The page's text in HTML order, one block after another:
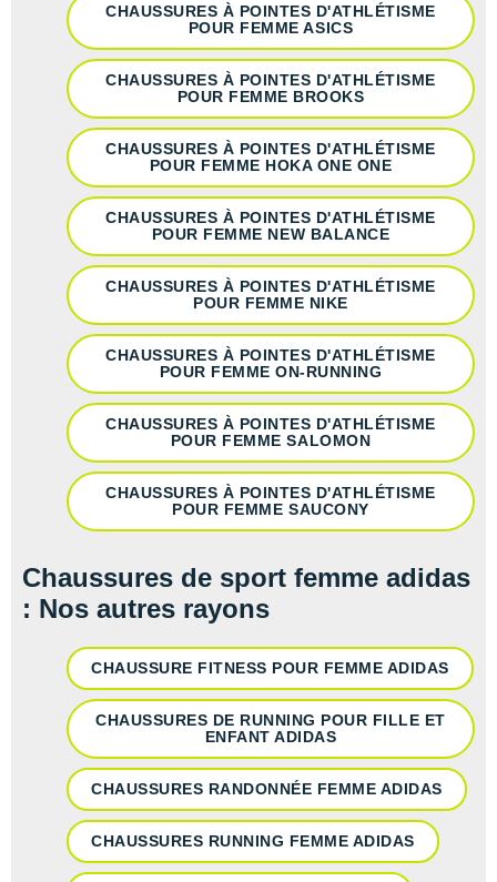
CHAUSSURES À POINTES D'ATHLÉTISME
POUR FEMME ASICS
CHAUSSURES À POINTES D'ATHLÉTISME
POUR FEMME BROOKS
CHAUSSURES À POINTES D'ATHLÉTISME
POUR FEMME HOKA ONE ONE
CHAUSSURES À POINTES D'ATHLÉTISME
POUR FEMME NEW BALANCE
CHAUSSURES À POINTES D'ATHLÉTISME
POUR FEMME NIKE
CHAUSSURES À POINTES D'ATHLÉTISME
POUR FEMME ON-RUNNING
CHAUSSURES À POINTES D'ATHLÉTISME
POUR FEMME SALOMON
CHAUSSURES À POINTES D'ATHLÉTISME
POUR FEMME SAUCONY
Chaussures de sport femme adidas
: Nos autres rayons
CHAUSSURE FITNESS POUR FEMME ADIDAS
CHAUSSURES DE RUNNING POUR FILLE ET
ENFANT ADIDAS
CHAUSSURES RANDONNÉE FEMME ADIDAS
CHAUSSURES RUNNING FEMME ADIDAS